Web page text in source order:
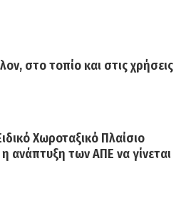
στο τοπίο και στις χρήσεις
Χωροταξικό Πλαίσιο
ανάπτυξη των ΑΠΕ να γίνεται